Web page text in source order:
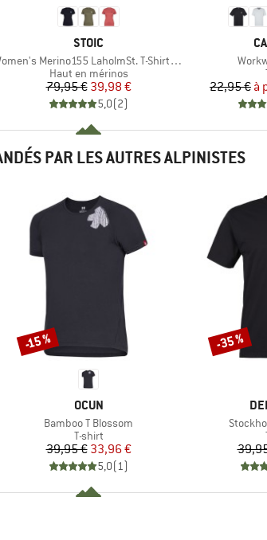
MARQUE
STOIC
Merino155 LaholmSt. T-Shirt Daisy Flower
Product group
Haut en mérinos
Prix
79,95 €Prix réduit
39,98 €
5,0(2)
Article
22,95 € à
PAR LES AUTRES ALPINISTES
MARQUE
OCUN
Article
Bamboo T Blossom
Product group
T-shirt
Prix
39,95 €Prix réduit
33,96 €
5,0(1)
Remise
-15 %
Article
Remise
-35 %